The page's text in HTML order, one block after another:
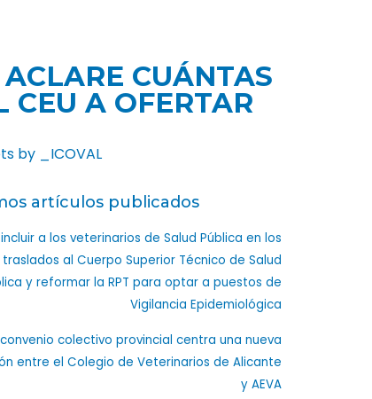
CUÁNTAS
CEU A OFERTAR
by _ICOVAL
artículos publicados
a los veterinarios de Salud Pública en los
traslados al Cuerpo Superior Técnico de Salud
y reformar la RPT para optar a puestos de
Vigilancia Epidemiológica
convenio colectivo provincial centra una nueva
entre el Colegio de Veterinarios de Alicante
y AEVA